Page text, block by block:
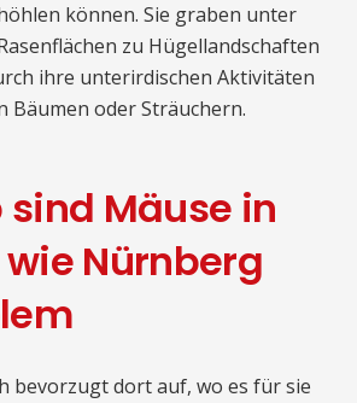
können. Sie graben unter
zu Hügellandschaften
ihre unterirdischen Aktivitäten
Bäumen oder Sträuchern.
sind Mäuse in
Nürnberg
bevorzugt dort auf, wo es für sie